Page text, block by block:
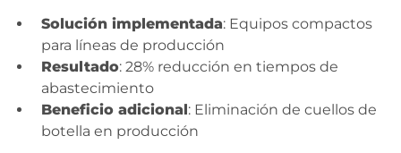
Solución implementada: Equipos compactos
para líneas de producción
Resultado: 28% reducción en tiempos de
abastecimiento
Beneficio adicional: Eliminación de cuellos de
botella en producción